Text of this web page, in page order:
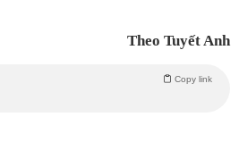
Theo Tuyết Anh
Copy link